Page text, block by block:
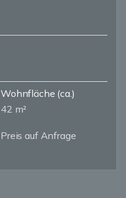
Wohnfläche (ca.)
42 m²
Preis auf Anfrage